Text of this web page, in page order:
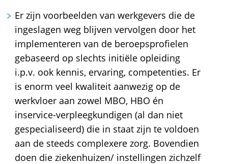
Er zijn voorbeelden van werkgevers die de
ingeslagen weg blijven vervolgen door het
implementeren van de beroepsprofielen
gebaseerd op slechts initiële opleiding
i.p.v. ook kennis, ervaring, competenties. Er
is enorm veel kwaliteit aanwezig op de
werkvloer aan zowel MBO, HBO én
inservice-verpleegkundigen (al dan niet
gespecialiseerd) die in staat zijn te voldoen
aan de steeds complexere zorg. Bovendien
doen die ziekenhuizen/ instellingen zichzelf